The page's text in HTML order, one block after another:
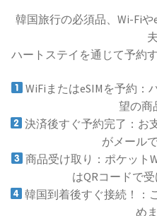
韓国旅行の必須品、Wi-Fi
ハートステイを通じて予約
WiFiまたはeSIMを予約：
望の商
決済後すぐ予約完了：お
がメール
商品受け取り：ポケット
はQRコードで受
韓国到着後すぐ接続！：
め